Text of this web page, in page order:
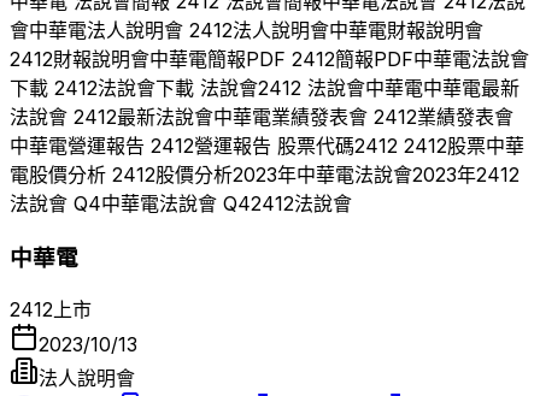
會中華電法人說明會 2412法人說明會中華電財報說明會
2412財報說明會中華電簡報PDF 2412簡報PDF中華電法說會
下載 2412法說會下載 法說會2412 法說會中華電中華電最新
法說會 2412最新法說會中華電業績發表會 2412業績發表會
中華電營運報告 2412營運報告 股票代碼2412 2412股票中華
電股價分析 2412股價分析2023年中華電法說會2023年2412
法說會 Q4中華電法說會 Q42412法說會
中華電
2412上市
2023/10/13
法人說明會